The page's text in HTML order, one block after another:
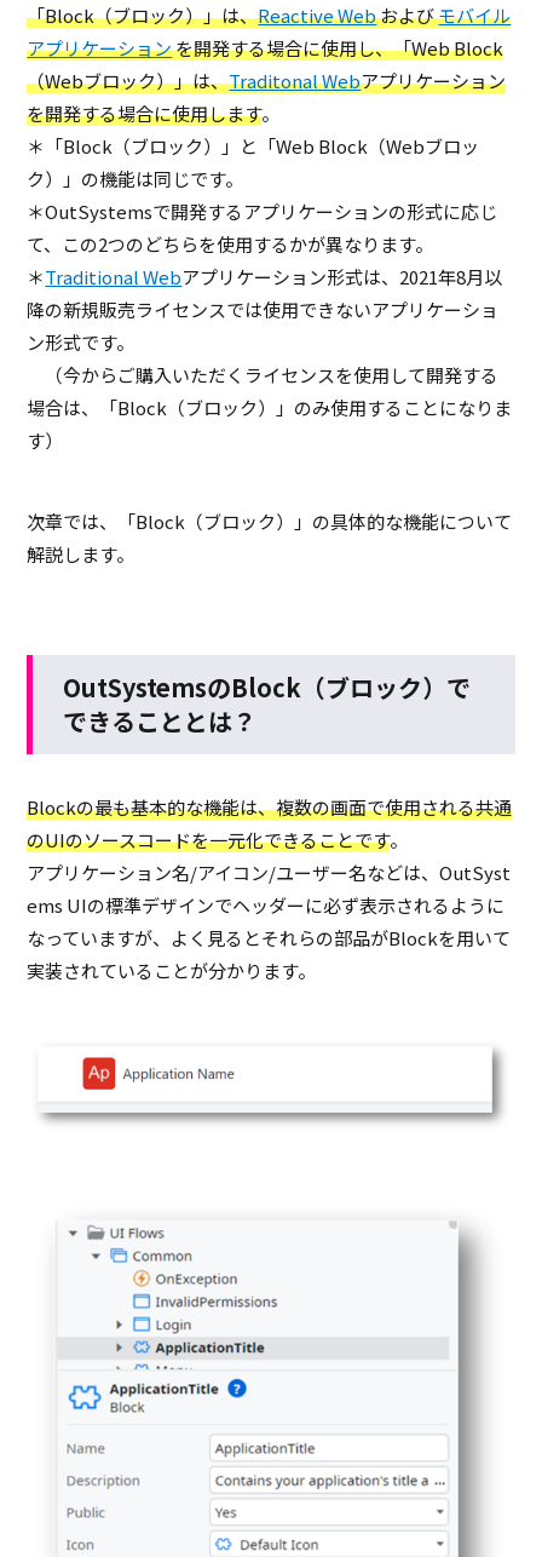
「Block（ブロック）」は、Reactive Webおよびモバイル
アプリケーションを開発する場合に使用し、「Web Block
（Webブロック）」は、Traditonal Webアプリケーション
を開発する場合に使用します。
＊「Block（ブロック）」と「Web Block（Webブロッ
ク）」の機能は同じです。
＊OutSystemsで開発するアプリケーションの形式に応じ
て、この2つのどちらを使用するかが異なります。
＊Traditional Webアプリケーション形式は、2021年8月以
降の新規販売ライセンスでは使用できないアプリケーショ
ン形式です。
（今からご購入いただくライセンスを使用して開発する
場合は、「Block（ブロック）」のみ使用することになりま
す）
次章では、「Block（ブロック）」の具体的な機能について
解説します。
OutSystemsのBlock（ブロック）で
できることとは？
Blockの最も基本的な機能は、複数の画面で使用される共通
のUIのソースコードを一元化できることです。
アプリケーション名/アイコン/ユーザー名などは、OutSyst
ems UIの標準デザインでヘッダーに必ず表示されるように
なっていますが、よく見るとそれらの部品がBlockを用いて
実装されていることが分かります。